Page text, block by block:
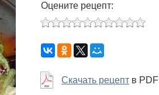
Оцените рецепт:
Скачать рецепт в PDF